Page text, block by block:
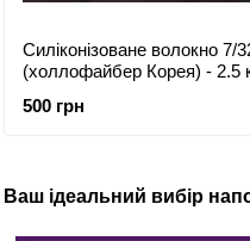
Ваш ідеальний вибір
Силіконізоване волокно 7/
(холлофайбер Корея) - 2.5
500 грн